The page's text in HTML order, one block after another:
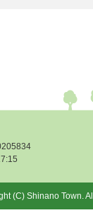
(C) Shinano Town.